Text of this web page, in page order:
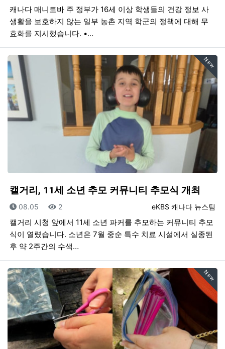
캐나다 매니토바 주 정부가 16세 이상 학생들의 건강 정보 사
생활을 보호하지 않는 일부 농촌 지역 학군의 정책에 대해 무
효화를 지시했습니다. •…
New
캘거리, 11세 소년 추모 커뮤니티 추모식 개최
등록자
eKBS 캐나다 뉴스팀
등록일
08.05 조회
2
캘거리 시청 앞에서 11세 소년 파커를 추모하는 커뮤니티 추모
식이 열렸습니다. 소년은 7월 중순 특수 치료 시설에서 실종된
후 약 2주간의 수색…
New